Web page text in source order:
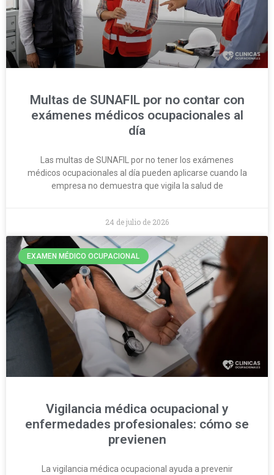
Multas de SUNAFIL por no contar con
exámenes médicos ocupacionales al
día
Las multas de SUNAFIL por no tener los exámenes
médicos ocupacionales al día pueden aplicarse cuando la
empresa no demuestra que vigila la salud de
24 de julio de 2026
EXAMEN MÉDICO OCUPACIONAL
Vigilancia médica ocupacional y
enfermedades profesionales: cómo se
previenen
La vigilancia médica ocupacional ayuda a prevenir